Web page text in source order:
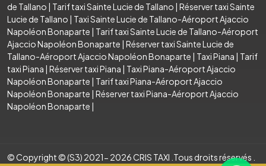
de Tallano | Tarif taxi Sainte Lucie de Tallano | Réserver taxi Sainte
Lucie de Tallano | Taxi Sainte Lucie de Tallano-Aéroport Ajaccio
Napoléon Bonaparte | Tarif taxi Sainte Lucie de Tallano-Aéroport
Ajaccio Napoléon Bonaparte | Réserver taxi Sainte Lucie de
Tallano-Aéroport Ajaccio Napoléon Bonaparte | Taxi Piana | Tarif
taxi Piana | Réserver taxi Piana | Taxi Piana-Aéroport Ajaccio
Napoléon Bonaparte | Tarif taxi Piana-Aéroport Ajaccio
Napoléon Bonaparte | Réserver taxi Piana-Aéroport Ajaccio
Napoléon Bonaparte |
© Copyright © (S3) 2021- 2026 CRIS TAXI .Tous droits réservés .